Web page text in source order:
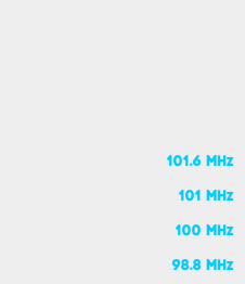
101.6 MHz
101 MHz
100 MHz
98.8 MHz